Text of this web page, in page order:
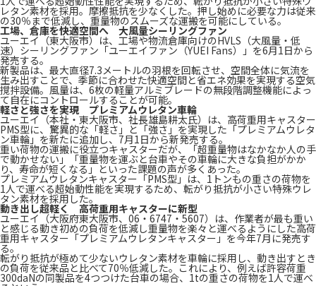
レタン素材を採用。摩擦抵抗を少なくした。押し始めに必要な力は従来
の30％まで低減し、重量物のスムーズな運搬を可能にしている。
工場、倉庫を快適空間へ 大風量シーリングファン
ユーエイ（東大阪市）は、工場や物流倉庫向けのHVLS（大風量・低
速）シーリングファン「ユーエイファン（YUEI Fans）」を6月1日から
発売する。
新製品は、最大直径7.3メートルの羽根を回転させ、空間全体に気流を
生み出すことで、季節に合わせた快適空間と省エネ効果を実現する空気
撹拌設備。風量は、6枚の軽量アルミブレードの無段階調整機能によっ
て自在にコントロールすることが可能。
軽さと強さを実現 プレミアムウレタン車輪
ユーエイ（本社・東大阪市、社長雄島耕太氏）は、高荷重用キャスター
PMS型に、驚異的な「軽さ」と「強さ」を実現した「プレミアムウレタ
ン車輪」を新たに追加し、7月1日から新発売する。
重い荷物の運搬に役立つキャスターだが、「超重量物はなかなか人の手
で動かせない」「重量物を運ぶと台車やその車輪に大きな負担がかか
り、寿命が短くなる」といった課題の声が多くあった。
プレミアムウレタンキャスター「PMS型」は、1トンもの重さの荷物を
1人で運べる超始動性能を実現するため、転がり抵抗が小さい特殊ウレ
タン素材を採用した。
動き出し超軽く 高荷重用キャスターに新型
ユーエイ（大阪府東大阪市、06・6747・5607）は、作業者が最も重い
と感じる動き初めの負荷を低減し重量物を楽々と運べるようにした高荷
重用キャスター「プレミアムウレタンキャスター」を今年7月に発売す
る。
転がり抵抗が極めて少ないウレタン素材を車輪に採用し、動き出すとき
の負荷を従来品と比べて70％低減した。これにより、例えば許容荷重
300daNの同製品を4つつけた台車の場合、1tの重さの荷物を1人で運べ